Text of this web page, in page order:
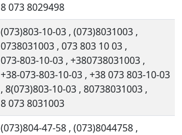
8 073 8029498
(073)803-10-03 , (073)8031003 ,
0738031003 , 073 803 10 03 ,
073-803-10-03 , +380738031003 ,
+38-073-803-10-03 , +38 073 803-10-03
, 8(073)803-10-03 , 80738031003 ,
8 073 8031003
(073)804-47-58 , (073)8044758 ,